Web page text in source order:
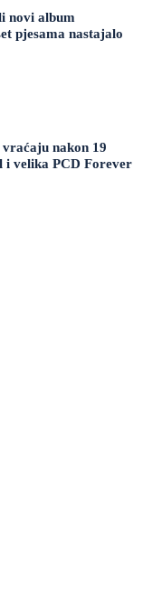
novi album
pjesama nastajalo
vraćaju nakon 19
i velika PCD Forever